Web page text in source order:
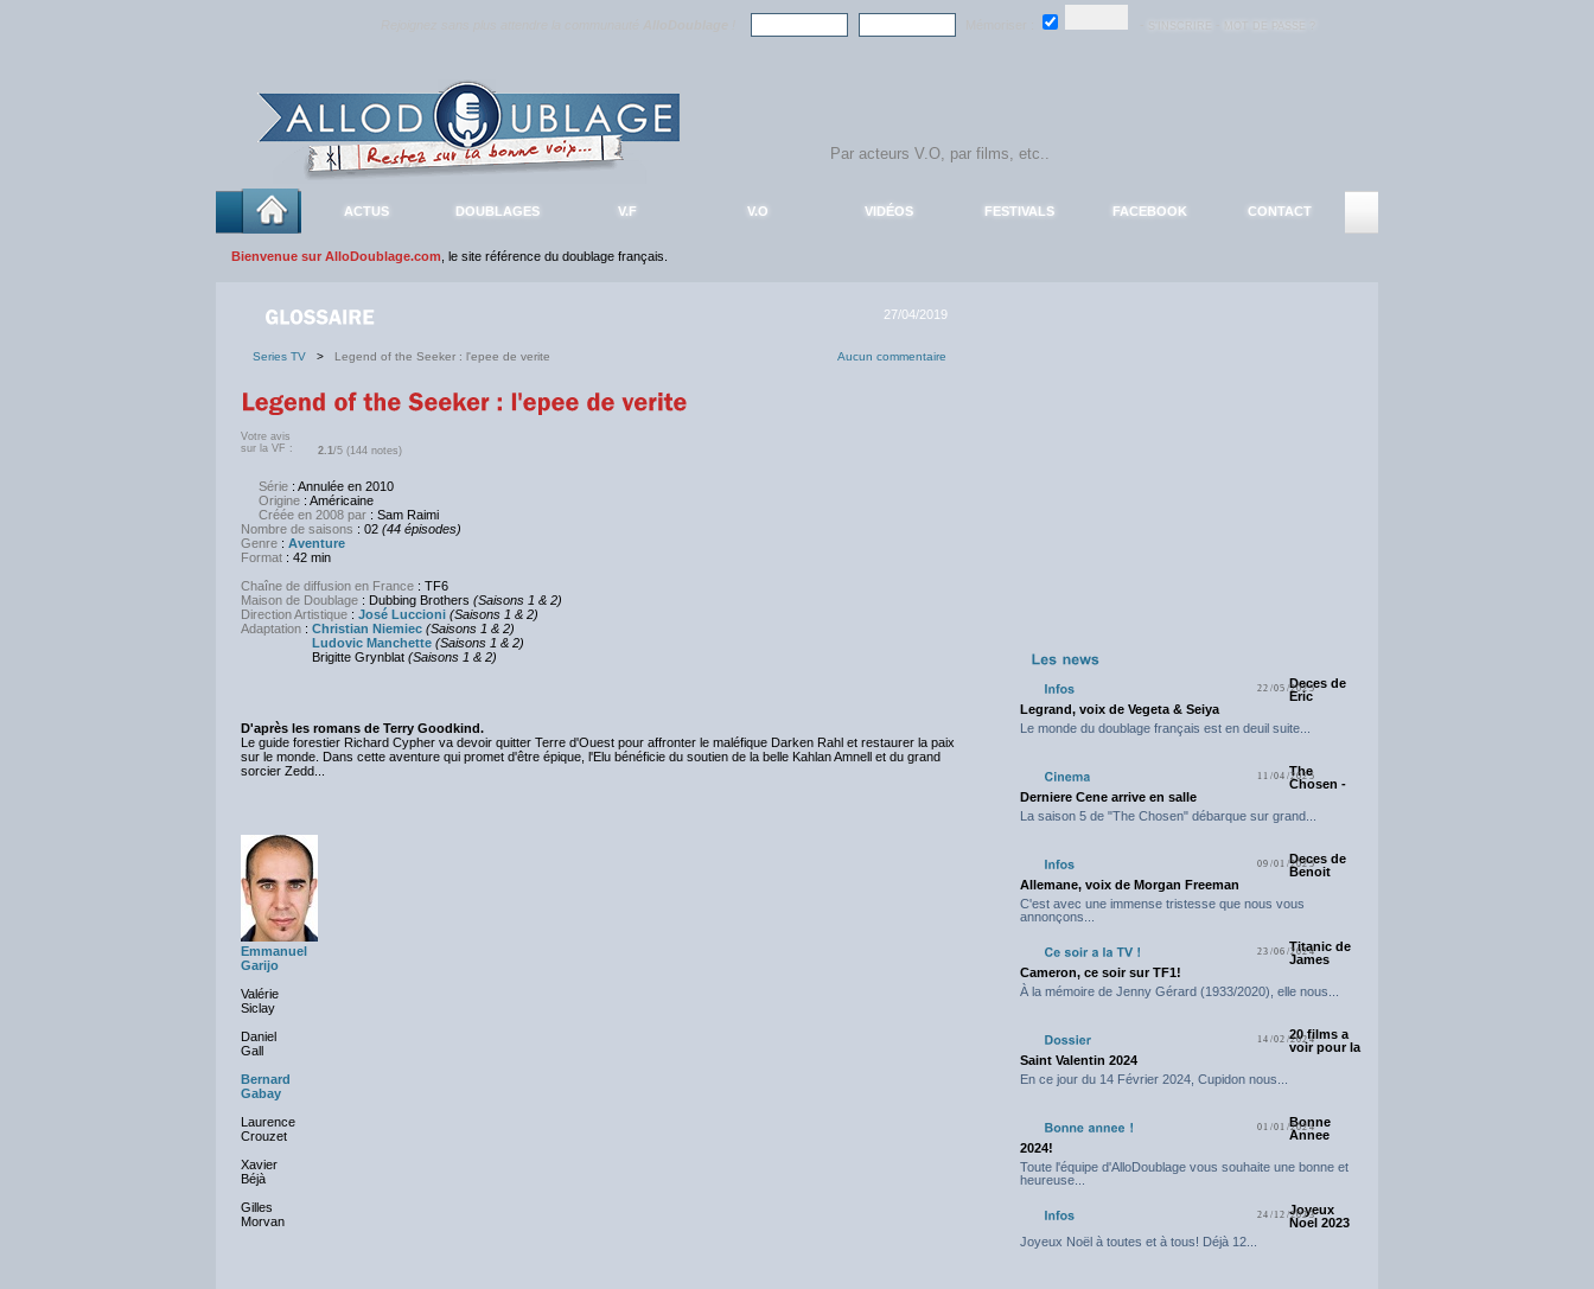
ACTUS DOUBLAGES V.F V.O VIDÉOS FESTIVALS FACEBOOK CONTACT
Bienvenue sur AlloDoublage.com , le site référence du doublage français.
27/04/2019
Series TV > Legend of the Seeker : l'epee de verite Aucun commentaire
Votre avis
sur la VF :
2.1/5 (144 notes)
Série : Annulée en 2010
Origine : Américaine
Créée en 2008 par : Sam Raimi
Nombre de saisons : 02 (44 épisodes)
Genre : Aventure
Format : 42 min
Chaîne de diffusion en France : TF6
Maison de Doublage : Dubbing Brothers (Saisons 1 & 2)
Direction Artistique : José Luccioni (Saisons 1 & 2)
Adaptation : Christian Niemiec (Saisons 1 & 2)
Ludovic Manchette (Saisons 1 & 2)
Brigitte Grynblat (Saisons 1 & 2)
D'après les romans de Terry Goodkind.
Le guide forestier Richard Cypher va devoir quitter Terre d'Ouest pour affronter le maléfique Darken Rahl et restaurer la paix
sur le monde. Dans cette aventure qui promet d'être épique, l'Elu bénéficie du soutien de la belle Kahlan Amnell et du grand
sorcier Zedd...
Emmanuel
Garijo
Valérie
Siclay
Daniel
Gall
Bernard
Gabay
Laurence
Crouzet
Xavier
Béjà
Gilles
Morvan
22/05/2025Deces de
Eric
Legrand, voix de Vegeta & Seiya
Le monde du doublage français est en deuil suite...
11/04/2025
The
Chosen -
Derniere Cene arrive en salle
La saison 5 de "The Chosen" débarque sur grand...
09/01/2025Deces de
Benoit
Allemane, voix de Morgan Freeman
C'est avec une immense tristesse que nous vous
annonçons...
23/06/2024Titanic de
James
Cameron, ce soir sur TF1!
À la mémoire de Jenny Gérard (1933/2020), elle nous...
14/02/202420 films a
voir pour la
Saint Valentin 2024
En ce jour du 14 Février 2024, Cupidon nous...
01/01/2024
Bonne
Annee
2024!
Toute l'équipe d'AlloDoublage vous souhaite une bonne et
heureuse...
24/12/2023
Joyeux
Noel 2023
Joyeux Noël à toutes et à tous! Déjà 12...